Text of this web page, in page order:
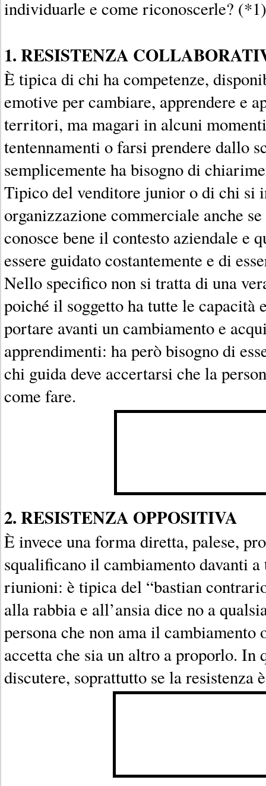
individuarle e come riconoscerle? (*1)
1. RESISTENZA
È tipica di chi ha competenze,
emotive per cambiare, apprendere e
territori, ma magari in alcuni
tentennamenti o farsi prendere dallo
semplicemente ha bisogno di
Tipico del venditore junior o di chi si
organizzazione commerciale anche
conosce bene il contesto aziendale e
essere guidato costantemente e di
Nello specifico non si tratta di una
poiché il soggetto ha tutte le capacità
portare avanti un cambiamento e
apprendimenti: ha però bisogno di
chi guida deve accertarsi che la
come fare.
2. RESISTENZA OPPOSITIVA
È invece una forma diretta, palese,
squalificano il cambiamento davanti
riunioni: è tipica del “bastian
alla rabbia e all’ansia dice no a
persona che non ama il cambiamento
accetta che sia un altro a proporlo. In
discutere, soprattutto se la resistenza